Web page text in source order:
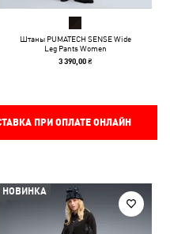
Штаны PUMATECH SENSE Wide
Leg Pants Women
3 390,00 ₴
ПРИ ОПЛАТЕ ОНЛАЙН
НОВИНКА